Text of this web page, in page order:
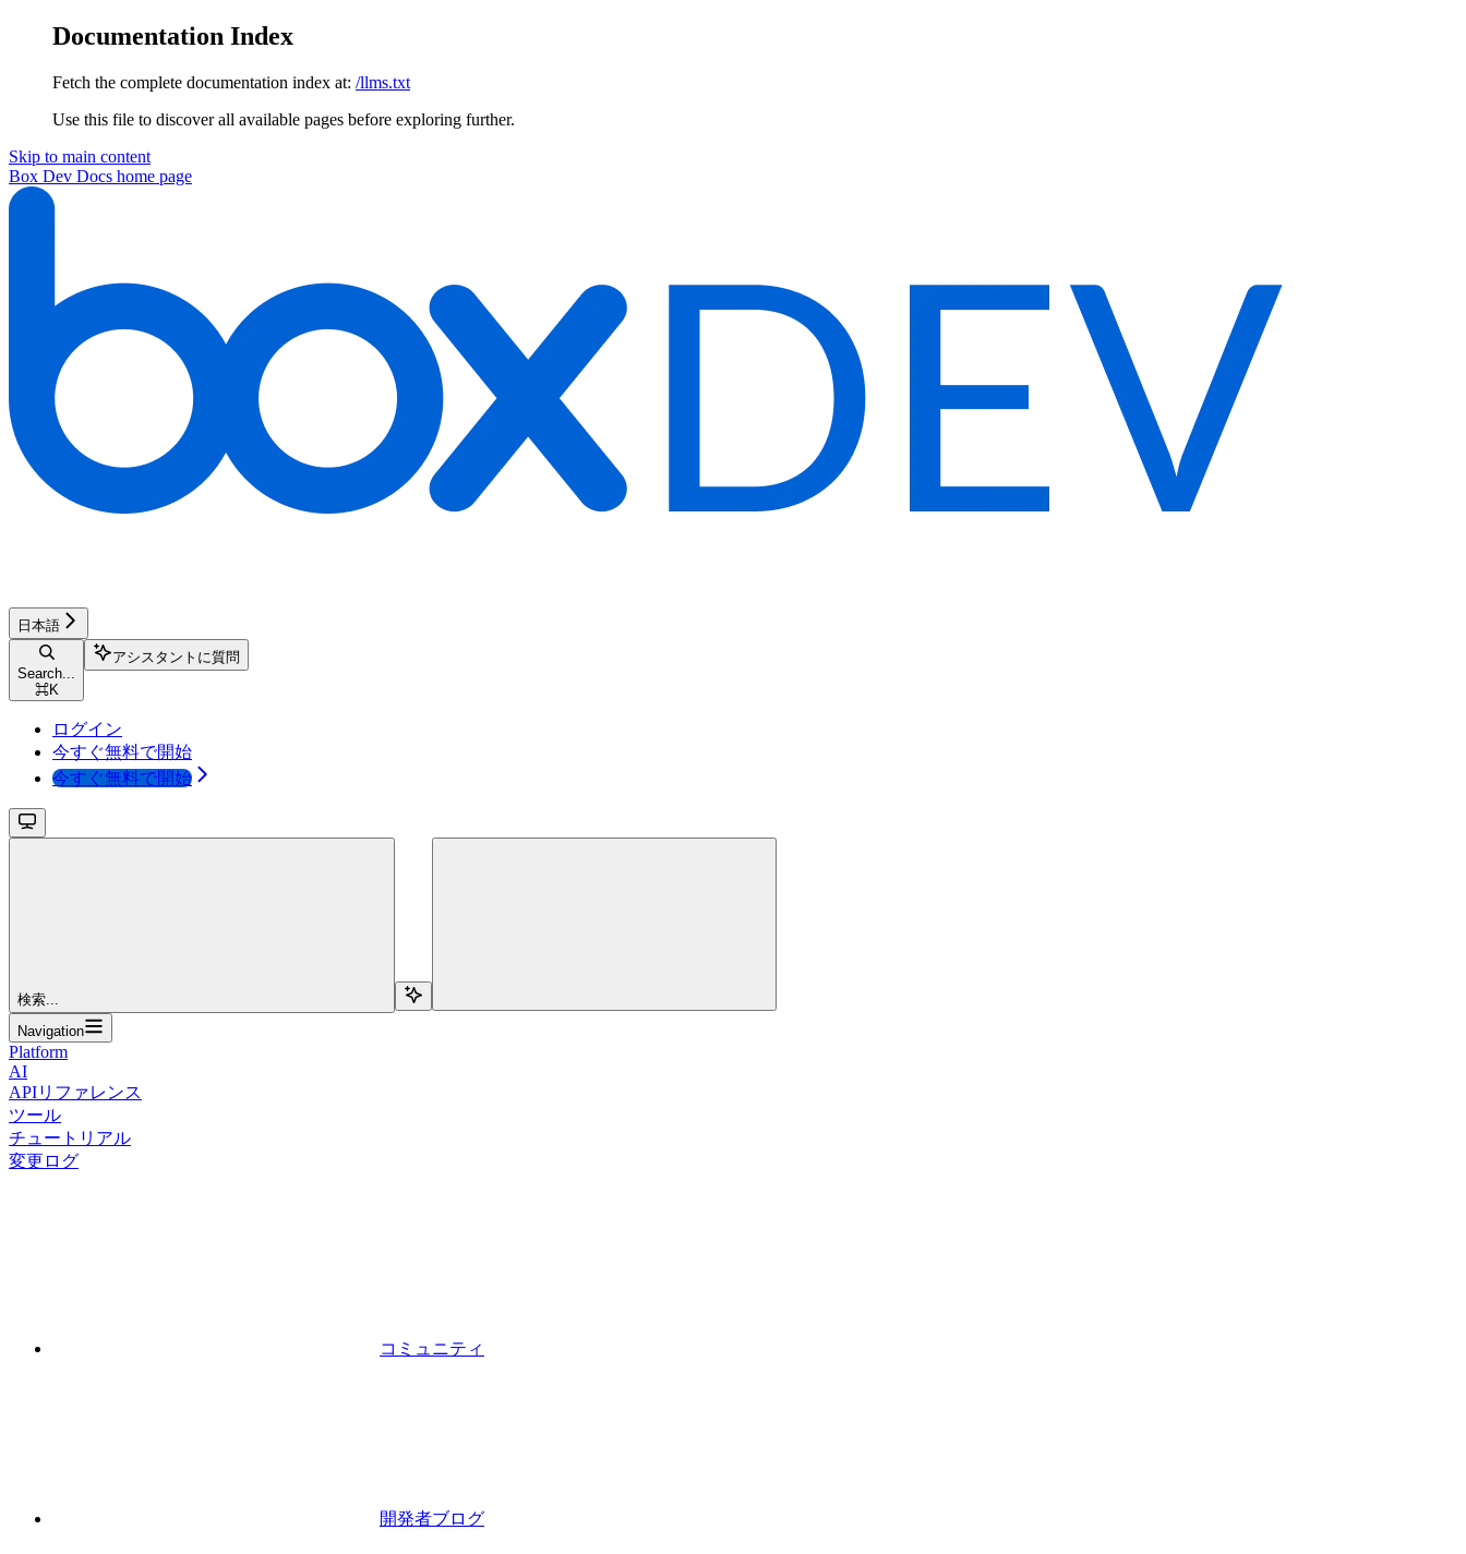
Documentation Index
Fetch the complete documentation index at: /llms.txt
Use this file to discover all available pages before exploring further.
Skip to main content
Box Dev Docs home page
日本語
Search...
⌘K
アシスタントに質問
ログイン
今すぐ無料で開始
今すぐ無料で開始
検索...
Navigation
Platform
AI
APIリファレンス
ツール
チュートリアル
変更ログ
コミュニティ
開発者ブログ